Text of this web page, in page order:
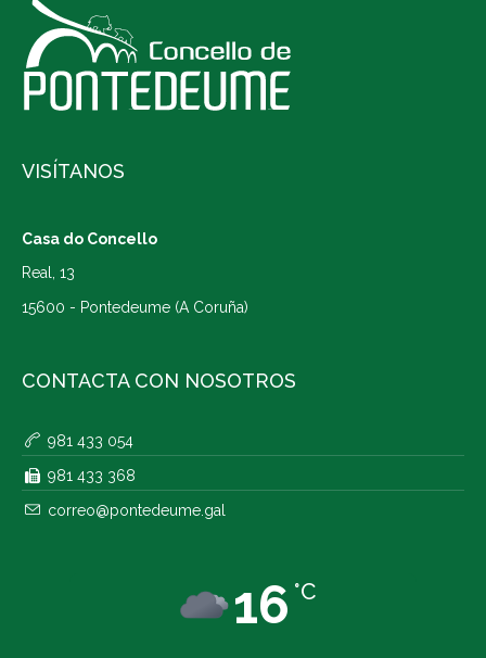
VISÍTANOS
Casa do Concello
Real, 13
15600 - Pontedeume (A Coruña)
CONTACTA CON NOSOTROS
981 433 054
981 433 368
correo@pontedeume.gal
16 °C